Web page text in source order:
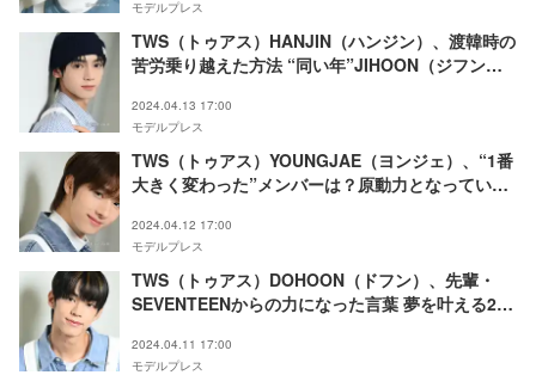
モデルプレス
TWS（トゥアス）HANJIN（ハンジン）、渡韓時の
苦労乗り越えた方法 “同い年”JIHOON（ジフン）
2024.04.13 17:00
モデルプレス
TWS（トゥアス）YOUNGJAE（ヨンジェ）、“1番
大きく変わった”メンバーは？原動力となっている
Vol.3】
2024.04.12 17:00
モデルプレス
TWS（トゥアス）DOHOON（ドフン）、先輩・
SEVENTEENからの力になった言葉 夢を叶える2つ
2024.04.11 17:00
モデルプレス